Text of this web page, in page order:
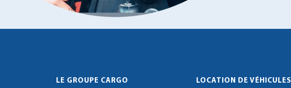
LE GROUPE CARGO LOCATION DE VÉHICULES